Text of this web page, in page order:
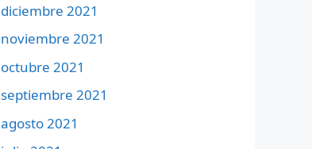
diciembre 2021
noviembre 2021
octubre 2021
septiembre 2021
agosto 2021